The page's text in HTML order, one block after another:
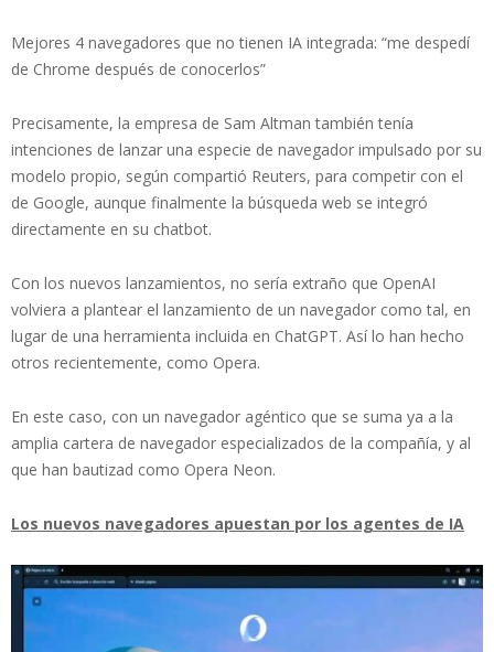
Mejores 4 navegadores que no tienen IA integrada: “me despedí
de Chrome después de conocerlos”
Precisamente, la empresa de Sam Altman también tenía
intenciones de lanzar una especie de navegador impulsado por su
modelo propio, según compartió Reuters, para competir con el
de Google, aunque finalmente la búsqueda web se integró
directamente en su chatbot.
Con los nuevos lanzamientos, no sería extraño que OpenAI
volviera a plantear el lanzamiento de un navegador como tal, en
lugar de una herramienta incluida en ChatGPT. Así lo han hecho
otros recientemente, como Opera.
En este caso, con un navegador agéntico que se suma ya a la
amplia cartera de navegador especializados de la compañía, y al
que han bautizad como Opera Neon.
Los nuevos navegadores apuestan por los agentes de IA